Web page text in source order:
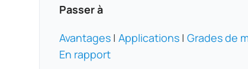
Passer à
Avantages |Applications |Grades de
En rapport